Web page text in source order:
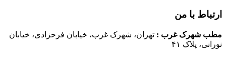
ارتباط با من
مطب شهرک غرب : تهران، شهرک غرب، خیابان فرحزادی، خیابان
نورانی، پلاک ۴۱